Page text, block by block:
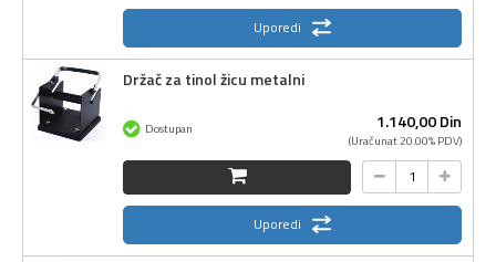
Uporedi
Držač za tinol žicu metalni
1.140,00Din
(Uračunat 20.00% PDV)
Dostupan
Uporedi